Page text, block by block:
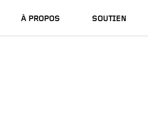
À PROPOS SOUTIEN